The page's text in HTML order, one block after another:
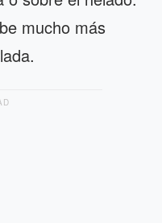
mucho más